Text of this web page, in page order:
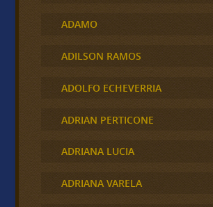
ADAMO
ADILSON RAMOS
ADOLFO ECHEVERRIA
ADRIAN PERTICONE
ADRIANA LUCIA
ADRIANA VARELA